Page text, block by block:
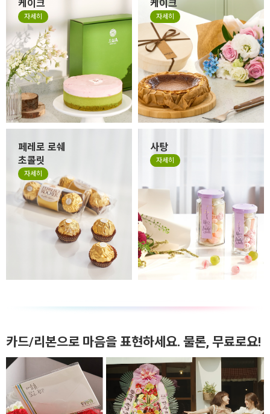
케이크
자세히
케이크
자세히
페레로 로쉐
초콜릿
자세히
사탕
자세히
카드/리본으로 마음을 표현하세요. 물론, 무료로요!